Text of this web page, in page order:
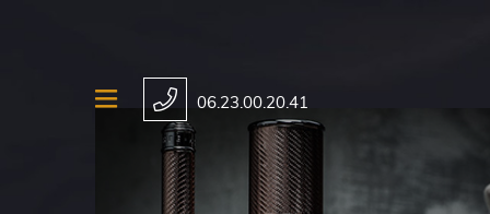
06.23.00.20.41